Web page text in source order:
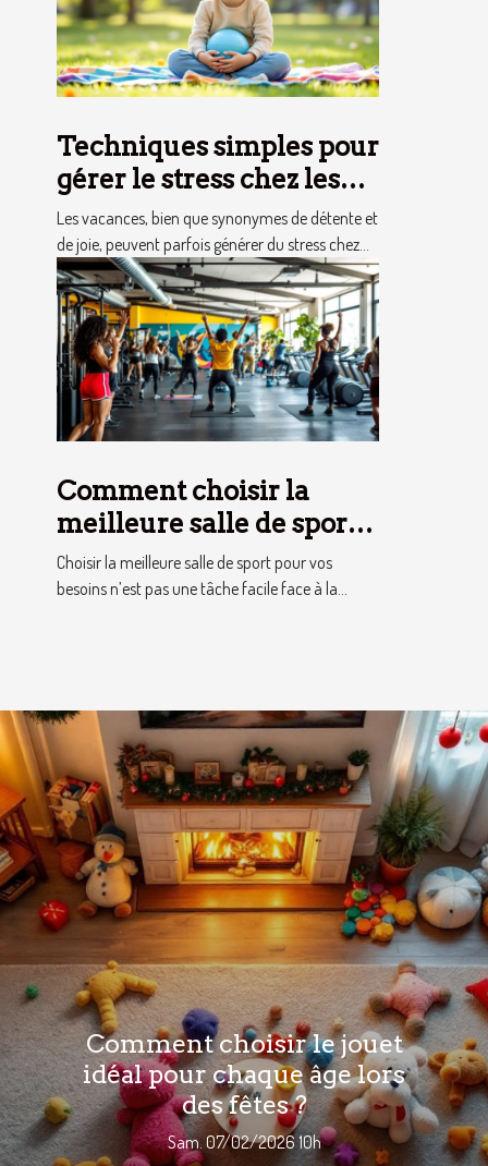
Techniques simples pour
gérer le stress chez les
enfants pendant les
vacances
Les vacances, bien que synonymes de détente et
de joie, peuvent parfois générer du stress chez...
Comment choisir la
meilleure salle de sport
pour vos besoins ?
Choisir la meilleure salle de sport pour vos
besoins n’est pas une tâche facile face à la...
Comment choisir le jouet
idéal pour chaque âge lors
des fêtes ?
Sam. 07/02/2026 10h